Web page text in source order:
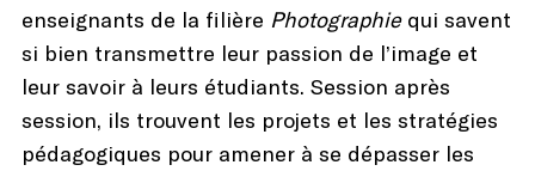
enseignants de la filière Photographiequi savent
si bien transmettre leur passion de l’image et
leur savoir à leurs étudiants. Session après
session, ils trouvent les projets et les stratégies
pédagogiques pour amener à se dépasser les